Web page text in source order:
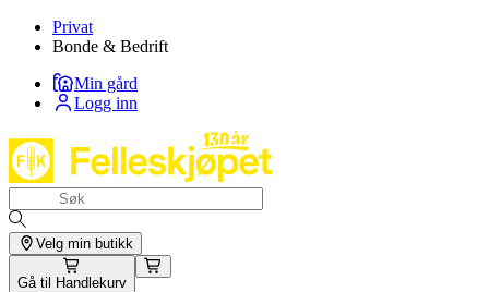
Privat
Bonde & Bedrift
Min gård
Logg inn
Velg min butikk
Gå til Handlekurv